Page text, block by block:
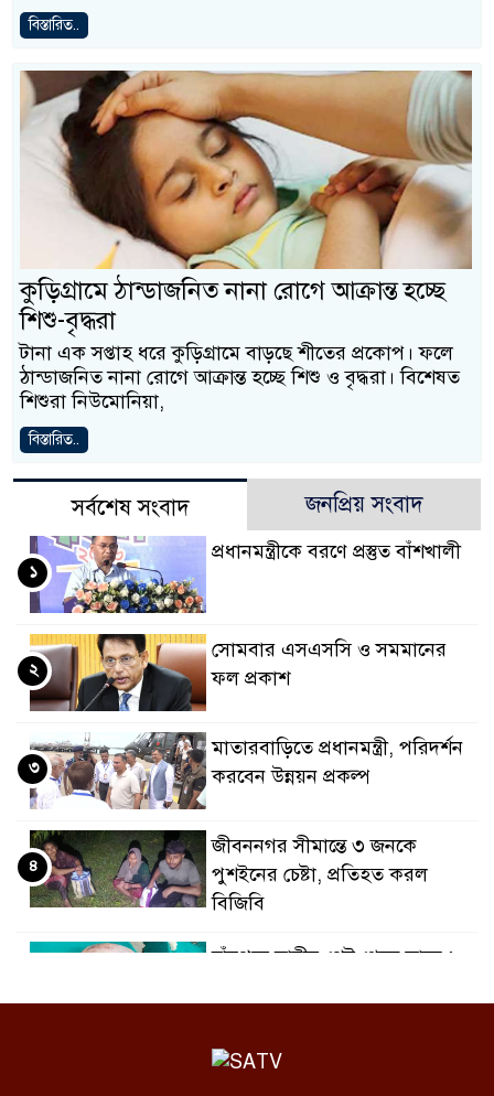
বিস্তারিত..
কুড়িগ্রামে ঠান্ডাজনিত নানা রোগে আক্রান্ত হচ্ছে
শিশু-বৃদ্ধরা
টানা এক সপ্তাহ ধরে কুড়িগ্রামে বাড়ছে শীতের প্রকোপ। ফলে
ঠান্ডাজনিত নানা রোগে আক্রান্ত হচ্ছে শিশু ও বৃদ্ধরা। বিশেষত
শিশুরা নিউমোনিয়া,
বিস্তারিত..
সর্বশেষ সংবাদ জনপ্রিয় সংবাদ
প্রধানমন্ত্রীকে বরণে প্রস্তুত বাঁশখালী
১
সোমবার এসএসসি ও সমমানের
ফল প্রকাশ
২
মাতারবাড়িতে প্রধানমন্ত্রী, পরিদর্শন
করবেন উন্নয়ন প্রকল্প
৩
জীবননগর সীমান্তে ৩ জনকে
পুশইনের চেষ্টা, প্রতিহত করল
বিজিবি
৪
চাঁদপুরে নারীর পেট থেকে সাড়ে ৬
বগুড়ায় দুই ট্রাকের সংঘর্ষে নিহত ২,